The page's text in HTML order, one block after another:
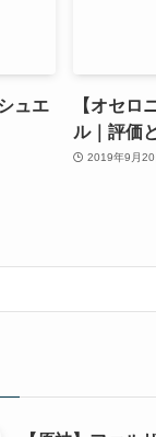
ュエ
【オセロ
ル｜評価
2019年9月20